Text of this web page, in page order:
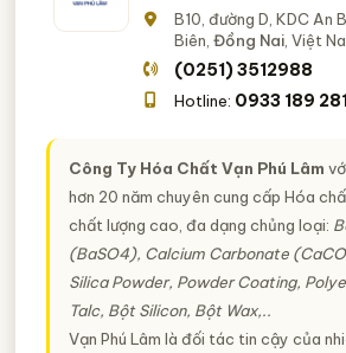
B10, đường D, KDC An
Biên,Đồng Nai , Việt
(0251) 3512988
Hotline: 0933 189
Công Ty Hóa Chất Vạn Phú Lâm
hơn 20 năm chuyên cung cấp Hóa
chất lượng cao, đa dạng chủng loại:
(BaSO4), Calcium Carbonate
Silica Powder, Powder Coating,
Talc, Bột Silicon, Bột Wax,..
Vạn Phú Lâm là đối tác tin cậy của